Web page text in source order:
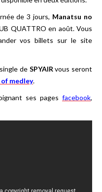
de 3 jours, Manatsu no
QUATTRO en août. Vous
vos billets sur le site
de SPYAIRvous seront
of medley.
ses pages facebook,